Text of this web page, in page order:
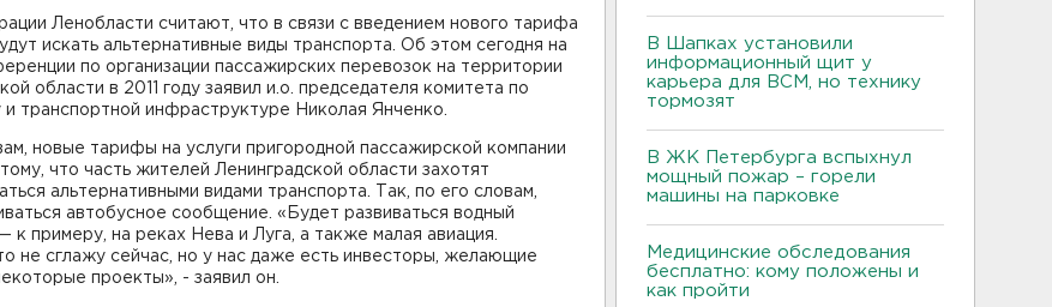
Ленобласти считают, что в связи с введением нового тарифа
искать альтернативные виды транспорта. Об этом сегодня на
по организации пассажирских перевозок на территории
области в 2011 году заявил и.о. председателя комитета по
и транспортной инфраструктуре Николая Янченко.
новые тарифы на услуги пригородной пассажирской компании
что часть жителей Ленинградской области захотят
альтернативными видами транспорта. Так, по его словам,
автобусное сообщение. «Будет развиваться водный
к примеру, на реках Нева и Луга, а также малая авиация.
не сглажу сейчас, но у нас даже есть инвесторы, желающие
проекты», - заявил он.
В Шапках установили
информационный щит у
карьера для ВСМ, но технику
тормозят
В ЖК Петербурга вспыхнул
мощный пожар – горели
машины на парковке
Медицинские обследования
бесплатно: кому положены и
как пройти